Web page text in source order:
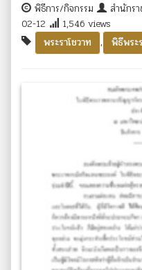
พิธีการ/กิจกรรม สำนักร
02-12
1,546 views
พระราโชวาท
, พิธีพร